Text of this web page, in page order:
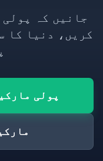
جانیں کہ
کریں، دنیا کا
پولی